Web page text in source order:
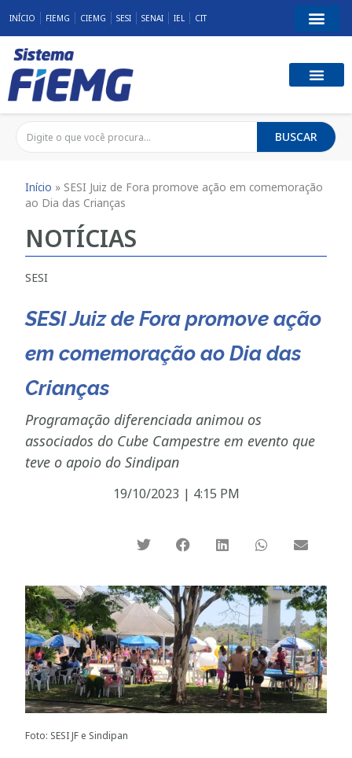
INÍCIO FIEMG CIEMG SESI SENAI IEL CIT
BUSCAR
Início » SESI Juiz de Fora promove ação em comemoração
ao Dia das Crianças
NOTÍCIAS
SESI
SESI Juiz de Fora promove ação
em comemoração ao Dia das
Crianças
Programação diferenciada animou os
associados do Cube Campestre em evento que
teve o apoio do Sindipan
19/10/2023 | 4:15 PM
Foto: SESI JF e Sindipan